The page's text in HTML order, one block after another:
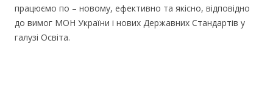
працюємо по – новому, ефективно та якісно, відповідно
до вимог МОН України і нових Державних Стандартів у
галузі Освіта.